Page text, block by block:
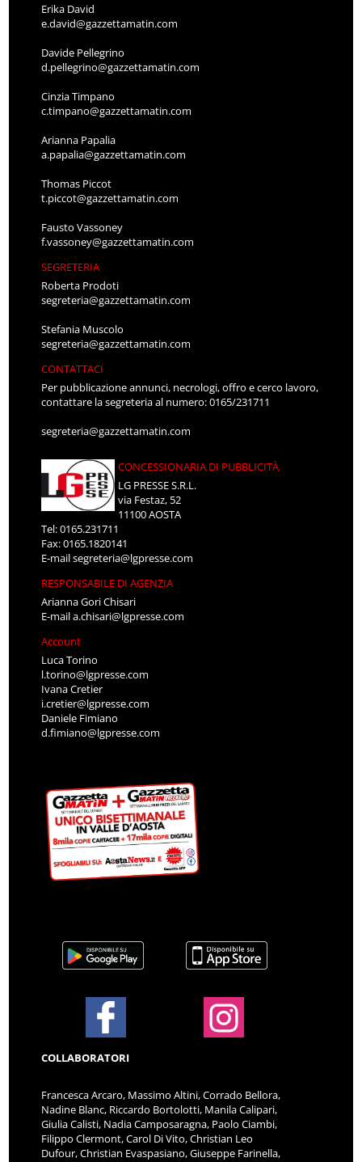
Erika David
e.david@gazzettamatin.com
Davide Pellegrino
d.pellegrino@gazzettamatin.com
Cinzia Timpano
c.timpano@gazzettamatin.com
Arianna Papalia
a.papalia@gazzettamatin.com
Thomas Piccot
t.piccot@gazzettamatin.com
Fausto Vassoney
f.vassoney@gazzettamatin.com
SEGRETERIA
Roberta Prodoti
segreteria@gazzettamatin.com
Stefania Muscolo
segreteria@gazzettamatin.com
CONTATTACI
Per pubblicazione annunci, necrologi, offro e cerco lavoro,
contattare la segreteria al numero: 0165/231711
segreteria@gazzettamatin.com
CONCESSIONARIA DI PUBBLICITÀ
LG PRESSE S.R.L.
via Festaz, 52
11100 AOSTA
Tel: 0165.231711
Fax: 0165.1820141
E-mailsegreteria@lgpresse.com
RESPONSABILE DI AGENZIA
Arianna Gori Chisari
E-maila.chisari@lgpresse.com
Account
Luca Torino
l.torino@lgpresse.com
Ivana Cretier
i.cretier@lgpresse.com
Daniele Fimiano
d.fimiano@lgpresse.com
COLLABORATORI
Francesca Arcaro, Massimo Altini, Corrado Bellora,
Nadine Blanc, Riccardo Bortolotti, Manila Calipari,
Giulia Calisti, Nadia Camposaragna, Paolo Ciambi,
Filippo Clermont, Carol Di Vito, Christian Leo
Dufour, Christian Evaspasiano, Giuseppe Farinella,